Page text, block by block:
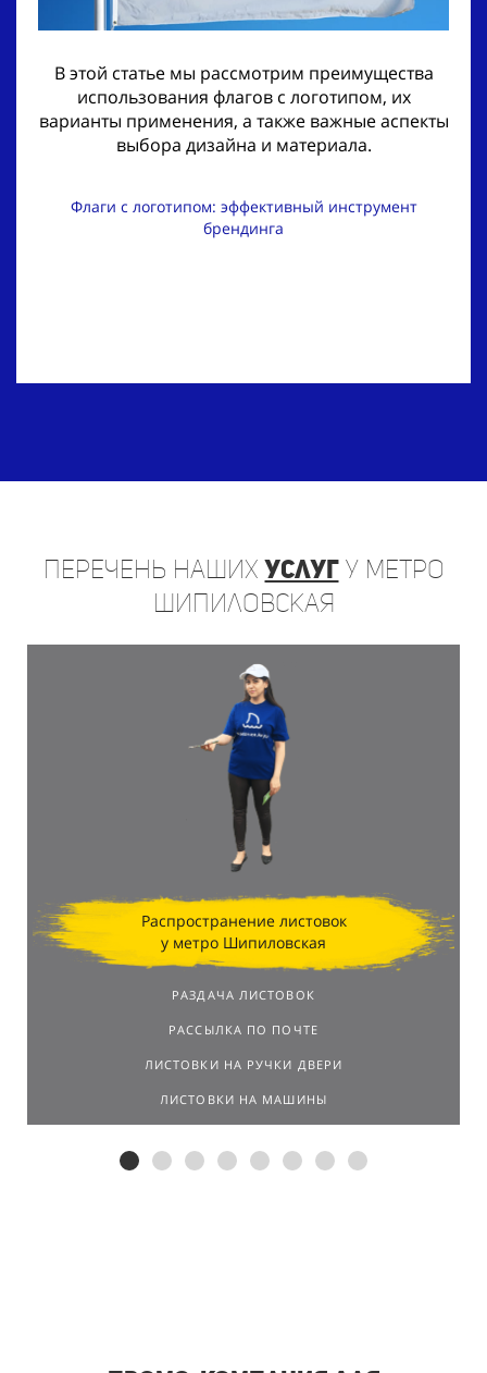
В этой статье мы рассмотрим преимущества
использования флагов с логотипом, их
варианты применения, а также важные аспекты
выбора дизайна и материала.
Флаги с логотипом: эффективный инструмент
брендинга
Перечень нашихуслугу метро
Шипиловская
Распространение листовок
у метро Шипиловская
РАЗДАЧА ЛИСТОВОК
РАССЫЛКА ПО ПОЧТЕ
ЛИСТОВКИ НА РУЧКИ ДВЕРИ
ЛИСТОВКИ НА МАШИНЫ